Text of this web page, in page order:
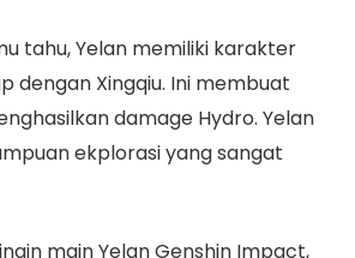
tahu, Yelan memiliki karakter
dengan Xingqiu. Ini membuat
damage Hydro. Yelan
ekplorasi yang sangat
main Yelan Genshin Impact,